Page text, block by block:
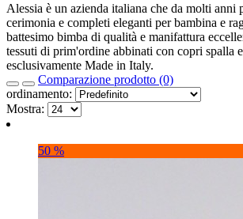
Alessia è un azienda italiana che da molti anni
cerimonia e completi eleganti per bambina e
battesimo bimba di qualità e manifattura
tessuti di prim'ordine abbinati con copri spalla
esclusivamente Made in Italy.
Comparazione prodotto (0)
ordinamento:
Mostra:
50 %